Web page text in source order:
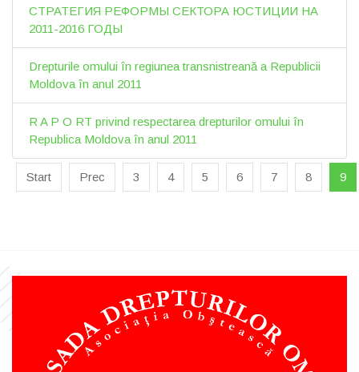
СТРАТЕГИЯ РЕФОРМЫ СЕКТОРА ЮСТИЦИИ НА
2011-2016 ГОДЫ
Drepturile omului în regiunea transnistreană a Republicii
Moldova în anul 2011
R A P O RT privind respectarea drepturilor omului în
Republica Moldova în anul 2011
Start Prec 3 4 5 6 7 8 9